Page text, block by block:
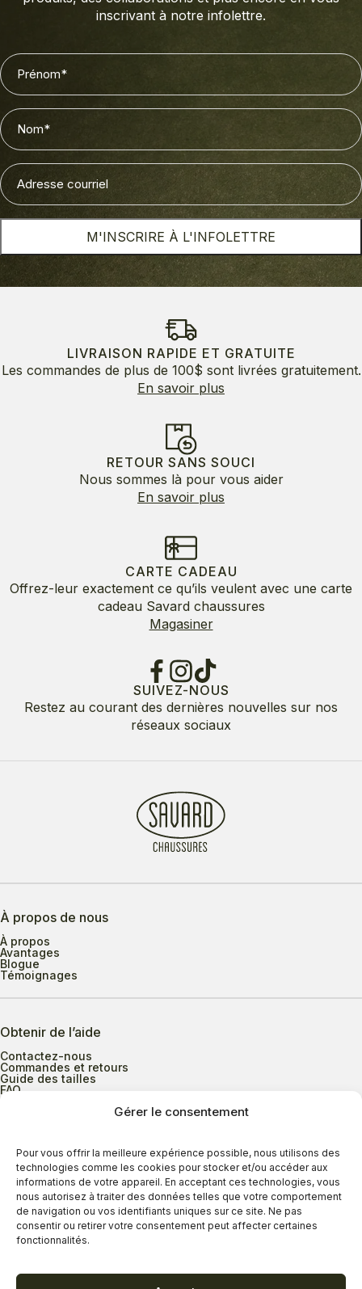
Gérer le consentement
Pour vous offrir la meilleure expérience possible, nous utilisons des
technologies comme les cookies pour stocker et/ou accéder aux
informations de votre appareil. En acceptant ces technologies, vous
nous autorisez à traiter des données telles que votre comportement
de navigation ou vos identifiants uniques sur ce site. Ne pas
consentir ou retirer votre consentement peut affecter certaines
fonctionnalités.
inscrivant à notre infolettre.
Prénom
Nom
Adresse
courriel(Nécessaire)
M'INSCRIRE À L'INFOLETTRE
LIVRAISON RAPIDE ET GRATUITE
Les commandes de plus de 100$ sont livrées gratuitement.
En savoir plus
RETOUR SANS SOUCI
Nous sommes là pour vous aider
En savoir plus
CARTE CADEAU
Offrez-leur exactement ce qu’ils veulent avec une carte
cadeau Savard chaussures
Magasiner
SUIVEZ-NOUS
Restez au courant des dernières nouvelles sur nos
réseaux sociaux
À propos de nous
À propos
Avantages
Blogue
Témoignages
Obtenir de l’aide
Contactez-nous
Commandes et retours
Guide des tailles
FAQ
Heures d’ouverture
Lundi au mercredi
9h00 à 17h30
Jeudi
9h00 à 20h00
Vendredi
9h00 à 18h00
Dimanche
11h00 à 16h30